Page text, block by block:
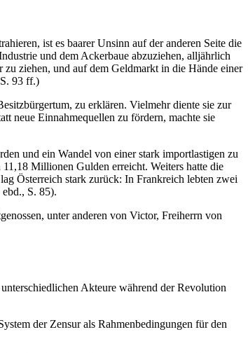
ist es baarer Unsinn auf der anderen Seite die
und dem Ackerbaue abzuziehen, alljährlich
zu ziehen, und auf dem Geldmarkt in die Hände einer
93 ff.)
zu erklären. Vielmehr diente sie zur
neue Einnahmequellen zu fördern, machte sie
und ein Wandel von einer stark importlastigen zu
Millionen Gulden erreicht. Weiters hatte die
Österreich stark zurück: In Frankreich lebten zwei
S. 85).
unter anderen von Victor, Freiherrn von
Akteure während der Revolution
der Zensur als Rahmenbedingungen für den